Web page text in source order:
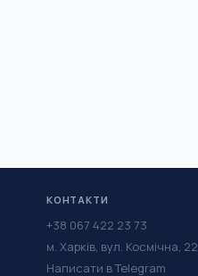
КОНТАКТИ
+38 067 422 23 73
м. Харків, вул. Космічна, 22
Написати в Telegram